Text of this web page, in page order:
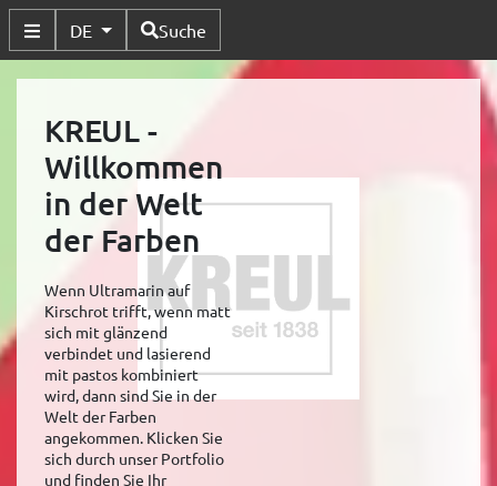
Untermenü Umschalten
DE Verfügbare Sprachen
Suche
KREUL -
Willkommen
in der Welt
der Farben
Wenn Ultramarin auf
Kirschrot trifft, wenn matt
sich mit glänzend
verbindet und lasierend
mit pastos kombiniert
wird, dann sind Sie in der
Welt der Farben
angekommen. Klicken Sie
sich durch unser Portfolio
und finden Sie Ihr